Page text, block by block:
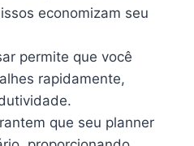
economizam seu
permite que você
rapidamente,
que seu planner